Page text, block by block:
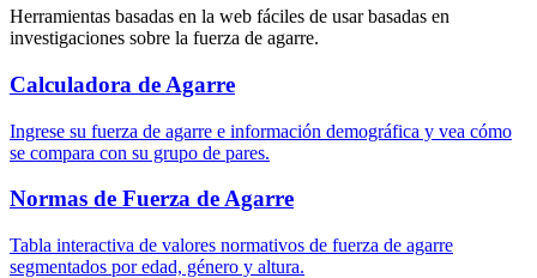
Herramientas basadas en la web fáciles de usar basadas en
investigaciones sobre la fuerza de agarre.
Calculadora de Agarre
Ingrese su fuerza de agarre e información demográfica y vea cómo
se compara con su grupo de pares.
Normas de Fuerza de Agarre
Tabla interactiva de valores normativos de fuerza de agarre
segmentados por edad, género y altura.